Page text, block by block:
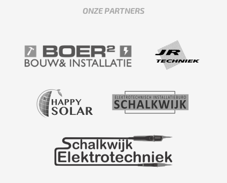
ONZE PARTNERS